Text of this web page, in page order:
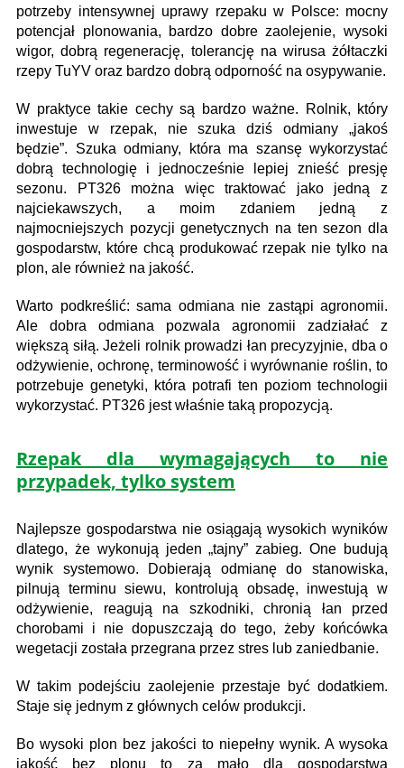
potrzeby intensywnej uprawy rzepaku w Polsce: mocny
potencjał plonowania, bardzo dobre zaolejenie, wysoki
wigor, dobrą regenerację, tolerancję na wirusa żółtaczki
rzepy TuYV oraz bardzo dobrą odporność na osypywanie.
W praktyce takie cechy są bardzo ważne. Rolnik, który
inwestuje w rzepak, nie szuka dziś odmiany „jakoś
będzie”. Szuka odmiany, która ma szansę wykorzystać
dobrą technologię i jednocześnie lepiej znieść presję
sezonu. PT326 można więc traktować jako jedną z
najciekawszych, a moim zdaniem jedną z
najmocniejszych pozycji genetycznych na ten sezon dla
gospodarstw, które chcą produkować rzepak nie tylko na
plon, ale również na jakość.
Warto podkreślić: sama odmiana nie zastąpi agronomii.
Ale dobra odmiana pozwala agronomii zadziałać z
większą siłą. Jeżeli rolnik prowadzi łan precyzyjnie, dba o
odżywienie, ochronę, terminowość i wyrównanie roślin, to
potrzebuje genetyki, która potrafi ten poziom technologii
wykorzystać. PT326 jest właśnie taką propozycją.
Rzepak dla wymagających to nie
przypadek, tylko system
Najlepsze gospodarstwa nie osiągają wysokich wyników
dlatego, że wykonują jeden „tajny” zabieg. One budują
wynik systemowo. Dobierają odmianę do stanowiska,
pilnują terminu siewu, kontrolują obsadę, inwestują w
odżywienie, reagują na szkodniki, chronią łan przed
chorobami i nie dopuszczają do tego, żeby końcówka
wegetacji została przegrana przez stres lub zaniedbanie.
W takim podejściu zaolejenie przestaje być dodatkiem.
Staje się jednym z głównych celów produkcji.
Bo wysoki plon bez jakości to niepełny wynik. A wysoka
jakość bez plonu to za mało dla gospodarstwa